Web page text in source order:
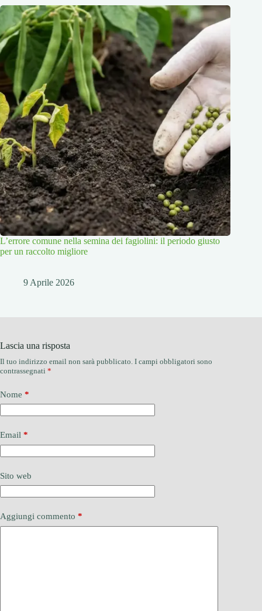
L’errore comune nella semina dei fagiolini: il periodo giusto
per un raccolto migliore
9 Aprile 2026
Lascia una risposta
Il tuo indirizzo email non sarà pubblicato. I campi obbligatori sono
contrassegnati *
Nome *
Email *
Sito web
Aggiungi commento *